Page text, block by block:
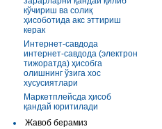
кўчириш ва солиқ
ҳисоботида акс эттириш
керак
Интернет-савдода
интернет-савдода (электрон
тижоратда) ҳисобга
олишнинг ўзига хос
хусусиятлари
Маркетплейсда ҳисоб
қандай юритилади
Жавоб берамиз